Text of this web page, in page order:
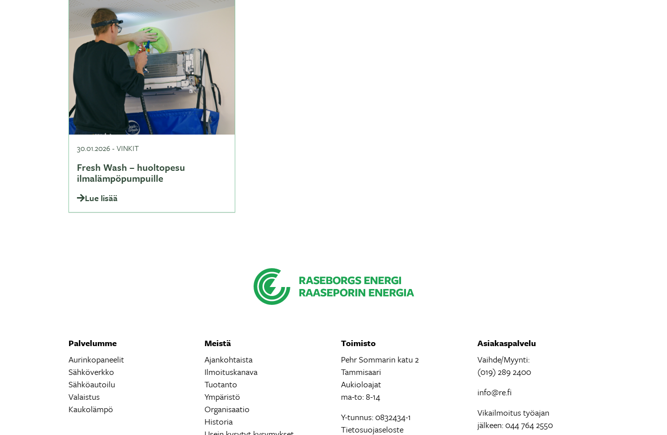
30.01.2026-VINKIT
Fresh Wash – huoltopesu
ilmalämpöpumpuille
Lue lisää
Palvelumme
Aurinkopaneelit
Sähköverkko
Sähköautoilu
Valaistus
Kaukolämpö
Meistä
Ajankohtaista
Ilmoituskanava
Tuotanto
Ympäristö
Organisaatio
Historia
Toimisto
Pehr Sommarin katu 2
Tammisaari
Aukioloajat
ma-to: 8-14
Y-tunnus: 0832434-1
Tietosuojaseloste
Asiakaspalvelu
Vaihde/Myynti:
(019) 289 2400
info@re.fi
Vikailmoitus työajan
jälkeen: 044 764 2550